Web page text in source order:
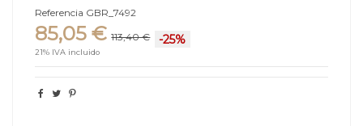
Referencia GBR_7492
85,05 € 113,40 € -25%
21% IVA incluido